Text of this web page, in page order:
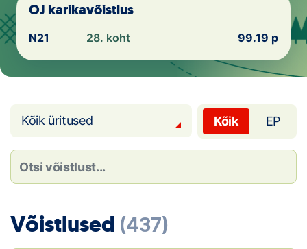
Loha
Kaardid
Koondised
OJ karikavõistlus
N21 28. koht 99.19 p
Kõik üritused Kõik EP
Võistlused (437)